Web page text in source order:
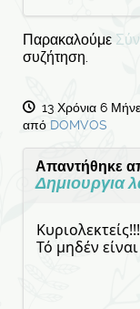
Παρακαλούμε
συζήτηση.
13 Χρόνια 6
από DOMVOS
Απαντήθηκε
Δημιουργια
Τό μηδέν